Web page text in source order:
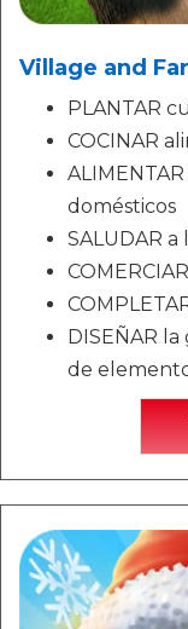
Village and
PLANTAR
COCINAR
domésticos
SALUDAR a
DISEÑAR
de